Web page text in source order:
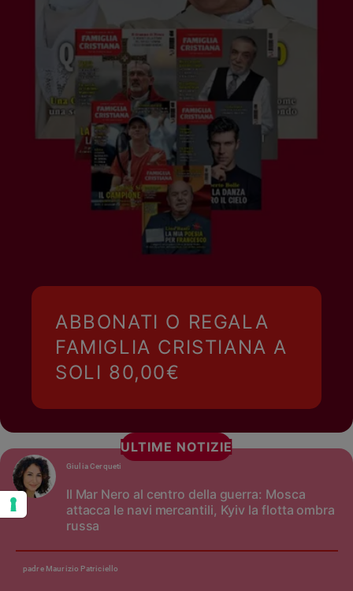
ABBONATI O REGALA
FAMIGLIA CRISTIANA A
SOLI 80,00€
ULTIME NOTIZIE
Il Mar Nero al centro della guerra: Mosca
attacca le navi mercantili, Kyiv la flotta ombra
russa
Giulia Cerqueti
padre Maurizio Patriciello